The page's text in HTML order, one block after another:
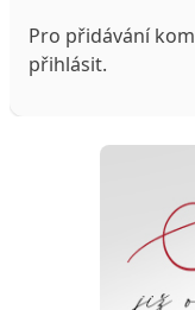
Pro přidávání
přihlásit.